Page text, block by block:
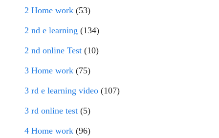
2 Home work (53)
2 nd e learning (134)
2 nd online Test (10)
3 Home work (75)
3 rd e learning video (107)
3 rd online test (5)
4 Home work (96)